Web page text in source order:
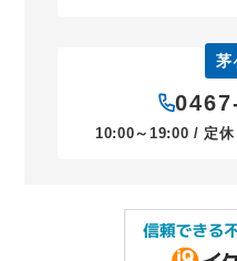
茅
10:00～19:00 / 定休